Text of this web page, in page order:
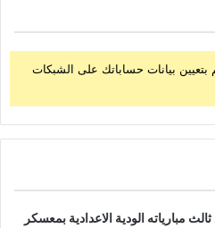
بيانات حساباتك على الشبكات
مبارياته الودية الاعدادية بمعسكر